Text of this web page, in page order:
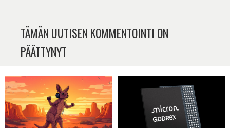
TÄMÄN UUTISEN KOMMENTOINTI ON
PÄÄTTYNYT